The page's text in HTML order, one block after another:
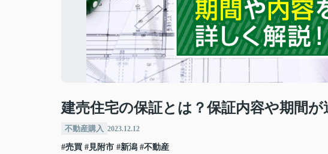
建売住宅の保証とは？保証内容や期間が
不動産購入 2023.12.12
#売買 #見附市 #新潟 #不動産